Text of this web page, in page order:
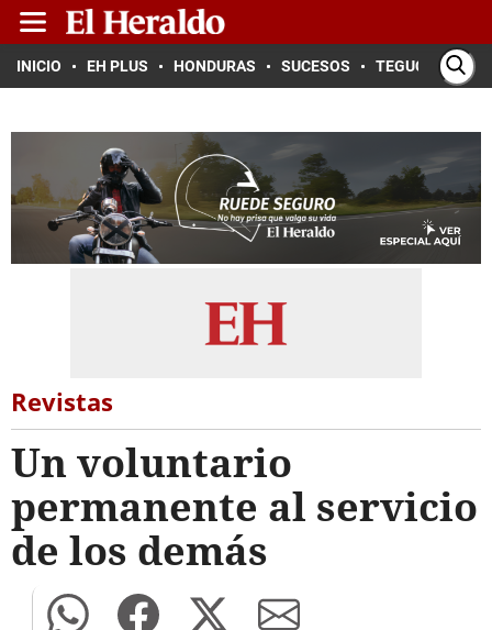
INICIO EH PLUS HONDURAS SUCESOS TEGUCIGALPA
Revistas
Un voluntario
permanente al servicio
de los demás